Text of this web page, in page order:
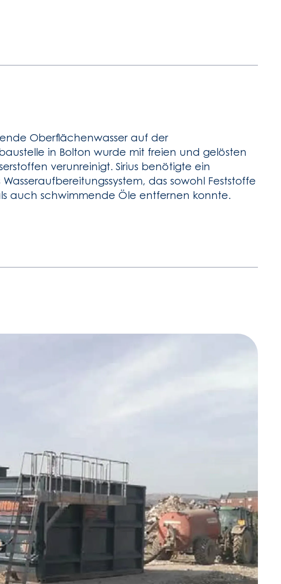
Oberflächenwasser auf der
in Bolton wurde mit freien und gelösten
verunreinigt. Sirius benötigte ein
das sowohl Feststoffe
auch schwimmende Öle entfernen konnte.